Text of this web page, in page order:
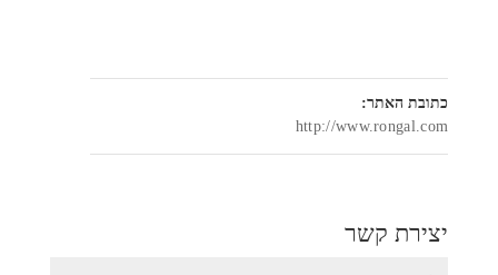
כתובת האתר:
http://www.rongal.com
יצירת קשר